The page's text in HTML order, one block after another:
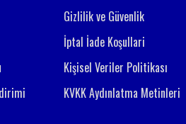
Gizlilik ve Güvenlik
İptal İade Koşullari
Kişisel Veriler Politikası
KVKK Aydınlatma Metinleri